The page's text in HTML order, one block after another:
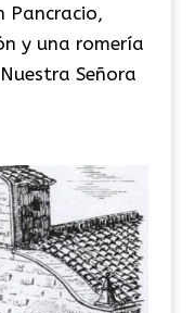
Pancracio,
y una romería
Señora